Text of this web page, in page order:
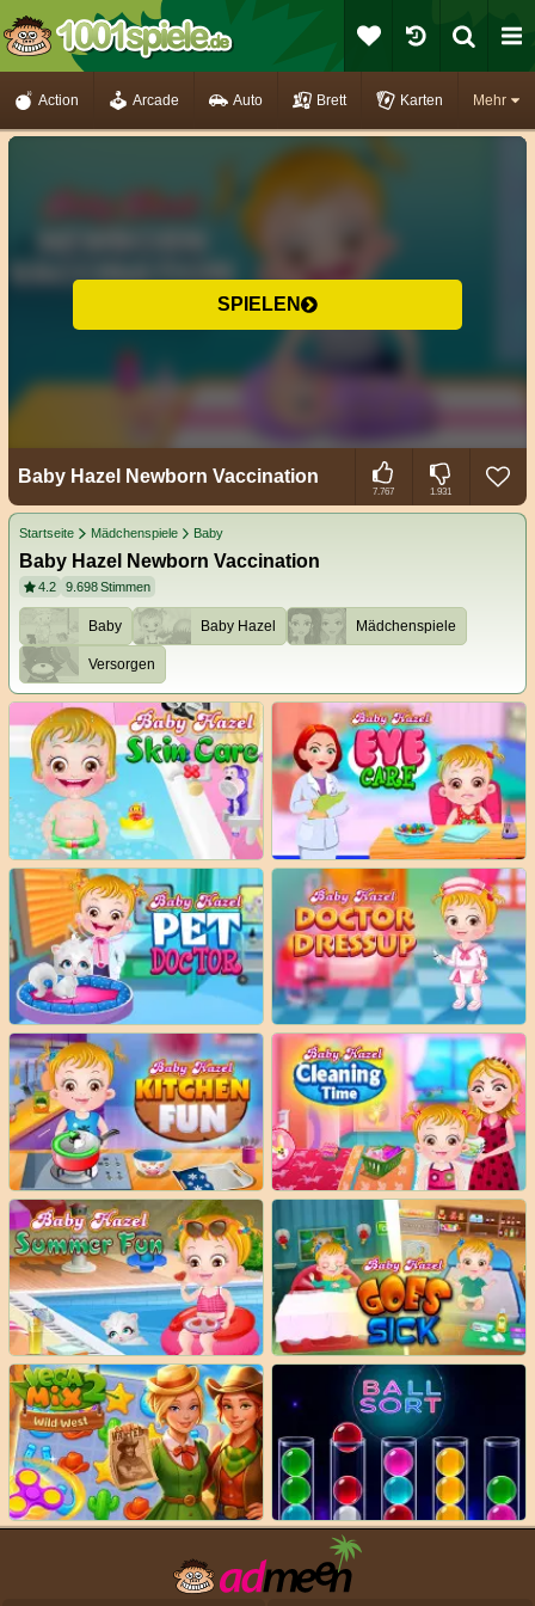
Mehr
Action Arcade Auto Brett Karten
SPIELEN
Baby Hazel Newborn Vaccination
7.767 1.931
Startseite Mädchenspiele Baby
Baby Hazel Newborn Vaccination
4.2 9.698Stimmen
Baby Baby Hazel Mädchenspiele
Versorgen